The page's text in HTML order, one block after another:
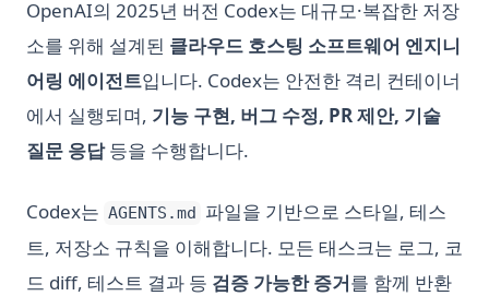
프롬프트부터 코드베이스까지: GPT 엔지니어의 힘
해결 방법: ChatGPT에서 '응답을 생성하는 중에 오류가 발생했습
니다'
인 방법
Python 문자열 치환: str.replace() 완전 가이드와 그 이상
Python 순환 import 해결법 (실전 예제 포함)
Python 웹 스크래핑: Requests, BeautifulSoup, Selenium을 사
용한 완전 가이드
Python 정수 나눗셈: // 연산자 완벽 가이드
Python 제너레이터: yield, 제너레이터 표현식, 지연 평가 완전
가이드
OpenAI의 2025년 버전 Codex는 대규모·복잡한 저장
소를 위해 설계된 클라우드 호스팅 소프트웨어 엔지니
어링 에이전트입니다. Codex는 안전한 격리 컨테이너
에서 실행되며, 기능 구현, 버그 수정, PR 제안, 기술
질문 응답등을 수행합니다.
Codex는 AGENTS.md 파일을 기반으로 스타일, 테스
트, 저장소 규칙을 이해합니다. 모든 태스크는 로그, 코
드 diff, 테스트 결과 등 검증 가능한 증거를 함께 반환